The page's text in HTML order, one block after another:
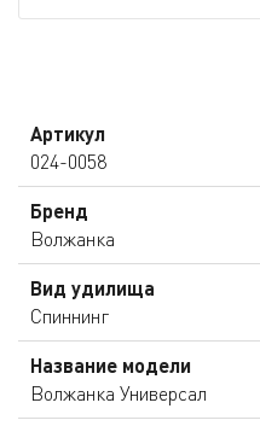
Артикул
024-0058
Бренд
Волжанка
Вид удилища
Спиннинг
Название модели
Волжанка Универсал